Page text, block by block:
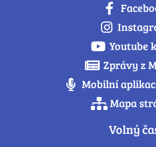
Youtube
Zprávy z
Mobilní
Mapa
Volný